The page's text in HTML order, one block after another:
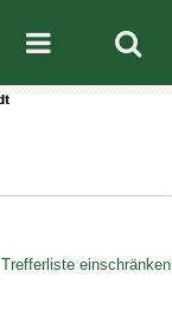
Mobile
Trefferliste einschränken